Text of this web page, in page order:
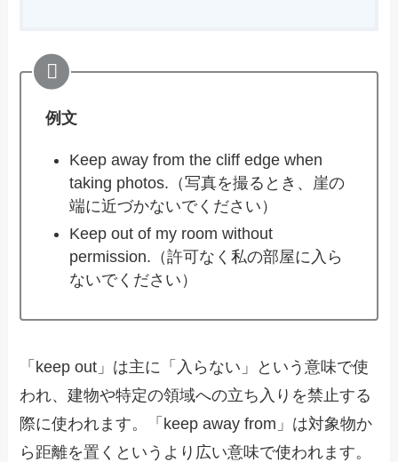
例文
Keep away from the cliff edge when
taking photos.（写真を撮るとき、崖の
端に近づかないでください）
Keep out of my room without
permission.（許可なく私の部屋に入ら
ないでください）
「keep out」は主に「入らない」という意味で使
われ、建物や特定の領域への立ち入りを禁止する
際に使われます。「keep away from」は対象物か
ら距離を置くというより広い意味で使われます。